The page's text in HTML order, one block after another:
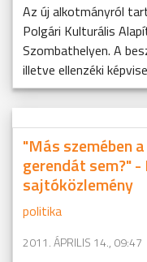
Az új alkotmányról
Polgári Kulturális
Szombathelyen. A
illetve ellenzéki
"Más szemében
gerendát sem?" -
sajtóközlemény
politika
2011. ÁPRILIS 14., 09:47